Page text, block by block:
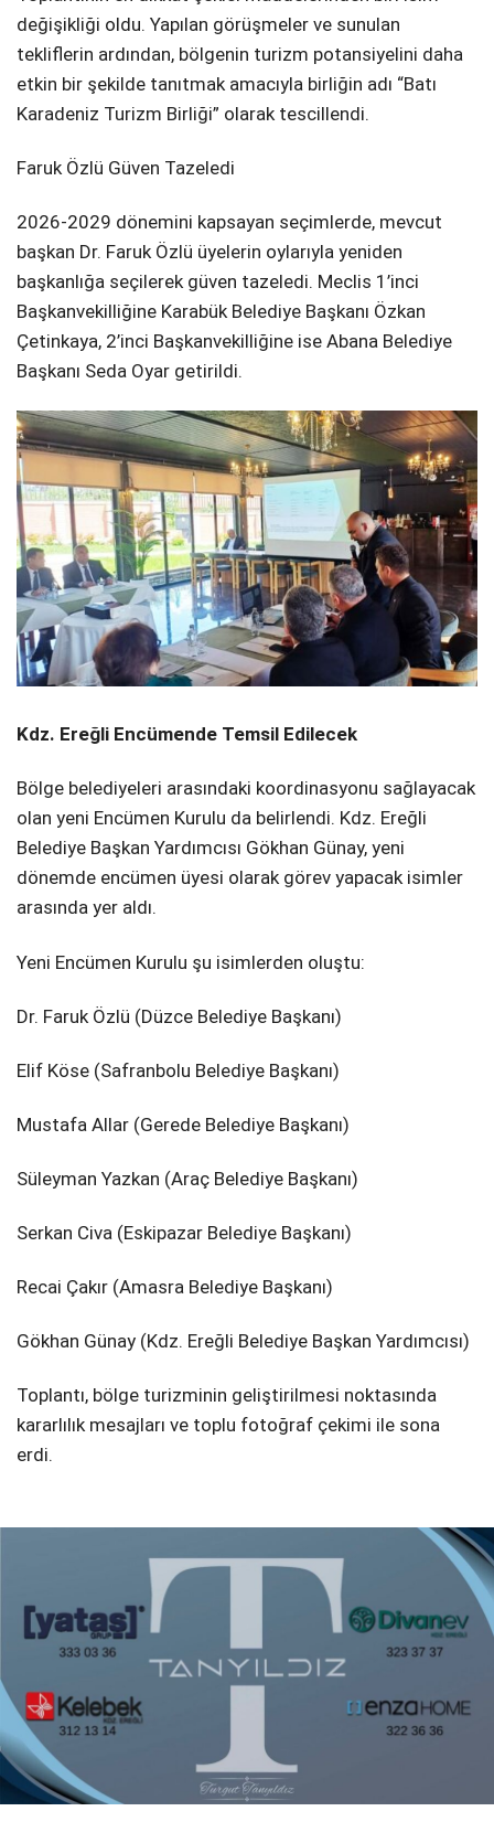
değişikliği oldu. Yapılan görüşmeler ve sunulan
tekliflerin ardından, bölgenin turizm potansiyelini daha
etkin bir şekilde tanıtmak amacıyla birliğin adı “Batı
Karadeniz Turizm Birliği” olarak tescillendi.
​Faruk Özlü Güven Tazeledi
​2026-2029 dönemini kapsayan seçimlerde, mevcut
başkan Dr. Faruk Özlü üyelerin oylarıyla yeniden
başkanlığa seçilerek güven tazeledi. Meclis 1’inci
Başkanvekilliğine Karabük Belediye Başkanı Özkan
Çetinkaya, 2’inci Başkanvekilliğine ise Abana Belediye
Başkanı Seda Oyar getirildi.
​Kdz. Ereğli Encümende Temsil Edilecek
​Bölge belediyeleri arasındaki koordinasyonu sağlayacak
olan yeni Encümen Kurulu da belirlendi. Kdz. Ereğli
Belediye Başkan Yardımcısı Gökhan Günay, yeni
dönemde encümen üyesi olarak görev yapacak isimler
arasında yer aldı.
​Yeni Encümen Kurulu şu isimlerden oluştu:
​Dr. Faruk Özlü (Düzce Belediye Başkanı)
​Elif Köse (Safranbolu Belediye Başkanı)
​Mustafa Allar (Gerede Belediye Başkanı)
​Süleyman Yazkan (Araç Belediye Başkanı)
​Serkan Civa (Eskipazar Belediye Başkanı)
​Recai Çakır (Amasra Belediye Başkanı)
​Gökhan Günay (Kdz. Ereğli Belediye Başkan Yardımcısı)
​Toplantı, bölge turizminin geliştirilmesi noktasında
kararlılık mesajları ve toplu fotoğraf çekimi ile sona
erdi.